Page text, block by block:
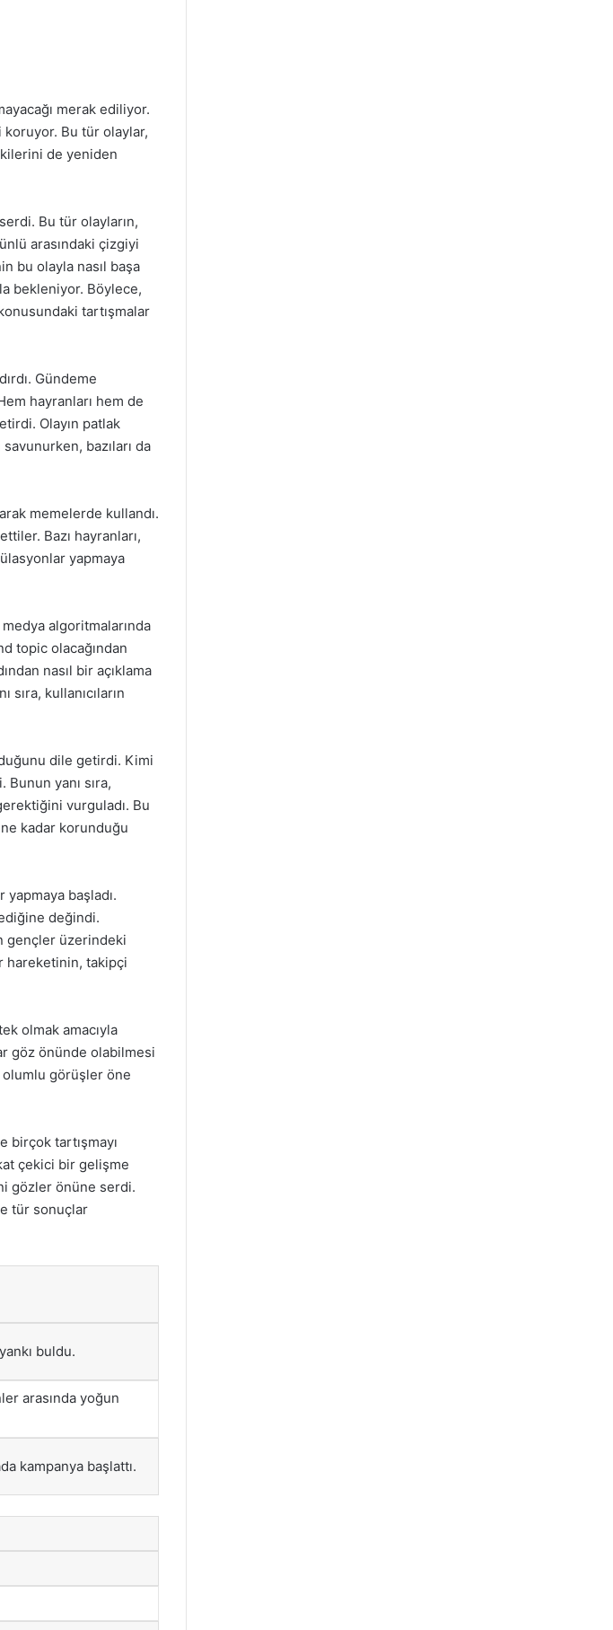
merak ediliyor.
koruyor. Bu tür olaylar,
de yeniden
Bu tür olayların,
arasındaki çizgiyi
bu olayla nasıl başa
bekleniyor. Böylece,
tartışmalar
Gündeme
hayranları hem de
Olayın patlak
bazıları da
memelerde kullandı.
Bazı hayranları,
yapmaya
algoritmalarında
topic olacağından
nasıl bir açıklama
kullanıcıların
dile getirdi. Kimi
yanı sıra,
vurguladı. Bu
kadar korunduğu
başladı.
değindi.
gençler üzerindeki
hareketinin, takipçi
olmak amacıyla
göz önünde olabilmesi
olumlu görüşler öne
birçok tartışmayı
çekici bir gelişme
gözler önüne serdi.
tür sonuçlar
buldu.
arasında yoğun
kampanya başlattı.